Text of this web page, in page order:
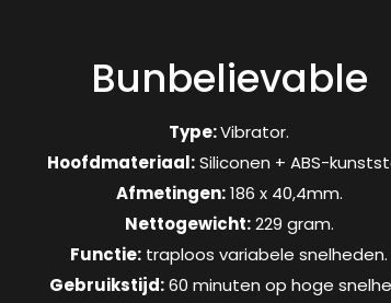
Bunbelievable
Type:Vibrator.
Hoofdmateriaal:Siliconen + ABS-
Afmetingen:186 x 40,4mm.
Nettogewicht:229 gram.
Functie: traploos variabele snelheden.
Gebruikstijd:60 minuten op hoge